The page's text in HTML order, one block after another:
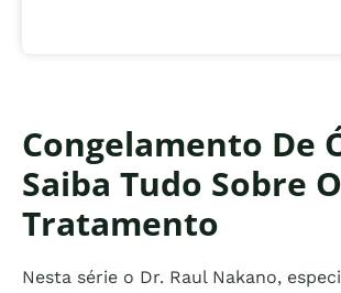
Congelamento De
Saiba Tudo Sobre O
Tratamento
Nesta série o Dr. Raul Nakano,